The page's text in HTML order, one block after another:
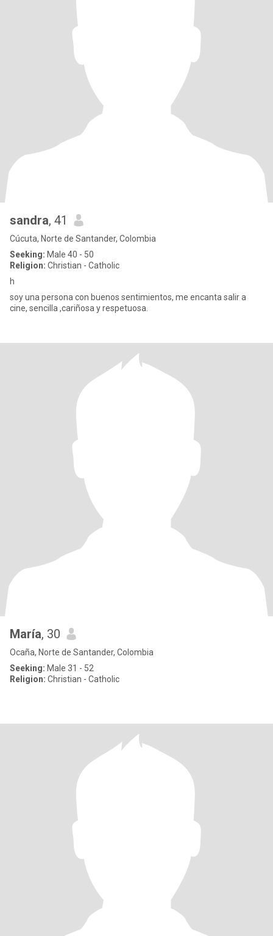
sandra, 41
Cúcuta, Norte de Santander, Colombia
Seeking: Male 40 - 50
Religion: Christian - Catholic
h
soy una persona con buenos sentimientos, me encanta salir a
cine, sencilla ,cariñosa y respetuosa.
María, 30
Ocaña, Norte de Santander, Colombia
Seeking: Male 31 - 52
Religion: Christian - Catholic